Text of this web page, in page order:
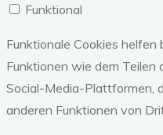
Funktional
Funktionale Cookies
Funktionen wie dem
Social-Media-Plattformen,
anderen Funktionen von